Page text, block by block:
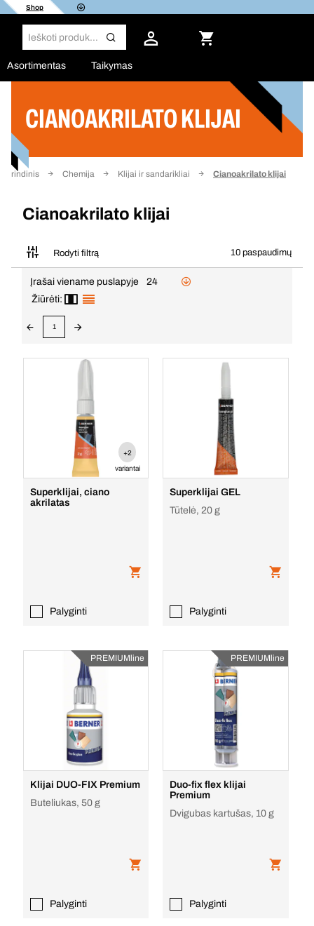
Shop
Asortimentas Taikymas
CIANOAKRILATO KLIJAI
Chemija Klijai ir sandarikliai Cianoakrilato klijai
Cianoakrilato klijai
Rodyti filtrą 10 paspaudimų
Filtras
Įrašai viename puslapyje
24
Žiūrėti:
1
+2
variantai
Superklijai, ciano
akrilatas
Palyginti
Superklijai GEL
Tūtelė, 20 g
Palyginti
PREMIUMline
Klijai DUO-FIX Premium
Buteliukas, 50 g
Palyginti
PREMIUMline
Duo-fix flex klijai
Premium
Dvigubas kartušas, 10 g
Palyginti